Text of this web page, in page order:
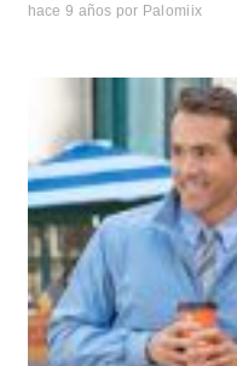
hace 9 años por Palomiix